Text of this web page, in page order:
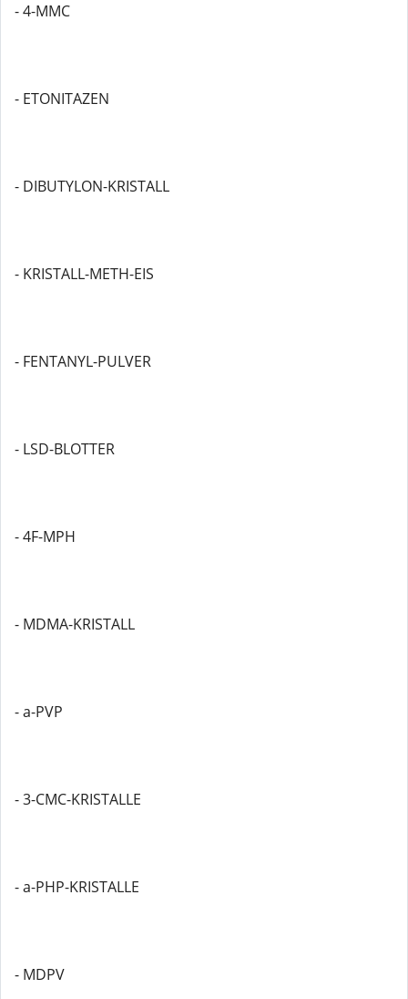
- 4-MMC
- ETONITAZEN
- DIBUTYLON-KRISTALL
- KRISTALL-METH-EIS
- FENTANYL-PULVER
- LSD-BLOTTER
- 4F-MPH
- MDMA-KRISTALL
- a-PVP
- 3-CMC-KRISTALLE
- a-PHP-KRISTALLE
- MDPV